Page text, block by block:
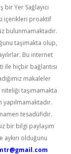
Yer Sağlayıcı
içerikleri proaktif
bulunmamaktadır.
taşımakta olup,
Bu internet
ile hiçbir bağlantısı
makaleler
taşımamakta
yapılmamaktadır.
tesadüfidir.
bir bilgi paylaşım
olduğunu